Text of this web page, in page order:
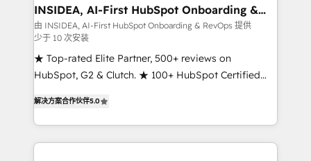
marketing campaigns, & RevOps frameworks that
fuel long-term success We connect the entire
customer lifecycle through seamless integrations,
ensure long-term adoption with change-
management programs, and align marketing, sales,
HubSpot accreditations and experience across
hundreds of organizations in dozens of industries,
there’s a good chance one of our globally integrated
INSIDEA, AI-First HubSpot Onboarding &
RevOps
由 INSIDEA, AI-First HubSpot Onboarding & RevOps 提供
少于 10 次安装
★ Top-rated Elite Partner, 500+ reviews on
HubSpot, G2 & Clutch. ★ 100+ HubSpot Certified
implementations across five continents ★ AI-First,
RevOps-led, Onboarding obsessed ★ Company of
the Year 2024/25 INSIDEA helps growing companies
解决方案合作伙伴5.0